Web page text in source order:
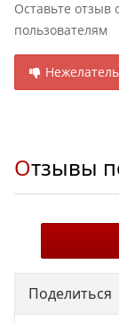
Оставьте отзыв
пользователям
Отзывы
Поделиться